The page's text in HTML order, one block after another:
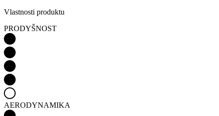
Vlastnosti produktu
PRODYŠNOST
AERODYNAMIKA